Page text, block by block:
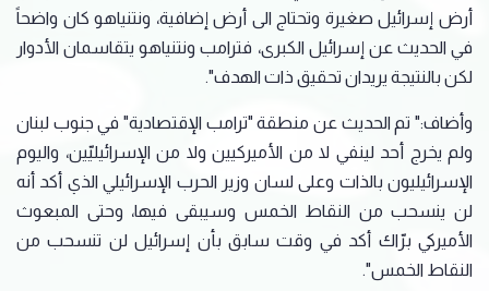
أرض إسرائيل صغيرة وتحتاج الى أرض إضافية، ونتنياهو كان واضحاً
في الحديث عن إسرائيل الكبرى، فترامب ونتنياهو يتقاسمان الأدوار
لكن بالنتيجة يريدان تحقيق ذات الهدف".
وأضاف:" تم الحديث عن منطقة "ترامب الإقتصادية" في جنوب لبنان
ولم يخرج أحد لينفي لا من الأميركيين ولا من الإسرائيليّين، واليوم
الإسرائيليون بالذات وعلى لسان وزير الحرب الإسرائيلي الذي أكد أنه
لن ينسحب من النقاط الخمس وسيبقى فيها، وحتى المبعوث
الأميركي برّاك أكد في وقت سابق بأن إسرائيل لن تنسحب من
النقاط الخمس".